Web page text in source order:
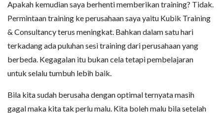
Apakah kemudian saya berhenti memberikan training? Tidak.
Permintaan training ke perusahaan saya yaitu Kubik Training
& Consultancy terus meningkat. Bahkan dalam satu hari
terkadang ada puluhan sesi training dari perusahaan yang
berbeda. Kegagalan itu bukan cela tetapi pembelajaran
untuk selalu tumbuh lebih baik.
Bila kita sudah berusaha dengan optimal ternyata masih
gagal maka kita tak perlu malu. Kita boleh malu bila setelah